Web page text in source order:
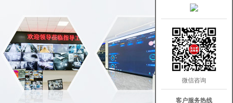
微信咨询
客户服务热线